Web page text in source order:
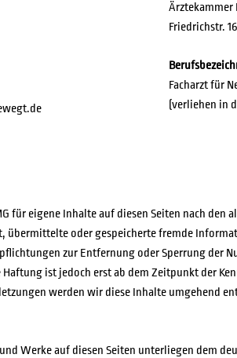
Ärztekammer
Friedrichstr.
Facharzt für
(verliehen in
für eigene Inhalte auf diesen Seiten nach den
oder gespeicherte fremde
zur Entfernung oder Sperrung der
ist jedoch erst ab dem Zeitpunkt der
werden wir diese Inhalte umgehend
Werke auf diesen Seiten unterliegen dem